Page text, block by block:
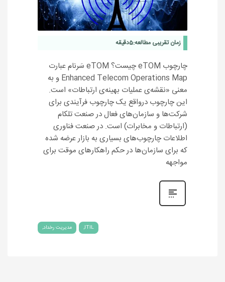
زمان تقریبی مطالعه:5دقیقه
چارچوب eTOM چیست؟ eTOM سَرنام عبارت
Enhanced Telecom Operations Map و به
معنی «نقشه‌ی عملیات بهینه‌ی ارتباطات» است.
این چارچوب درواقع یک چارچوب فرآیندی برای
شرکت‌ها و سازمان‌‌های فعال در صنعت تلکام
(ارتباطات و مخابرات) است. در صنعت فناوری
اطلاعات چارچوب‌های بسیاری به بازار عرضه شده
که برای سازمان‌ها در حکم راهکارهای موقت برای
مواجهه
ITIL مدیریت رخداد